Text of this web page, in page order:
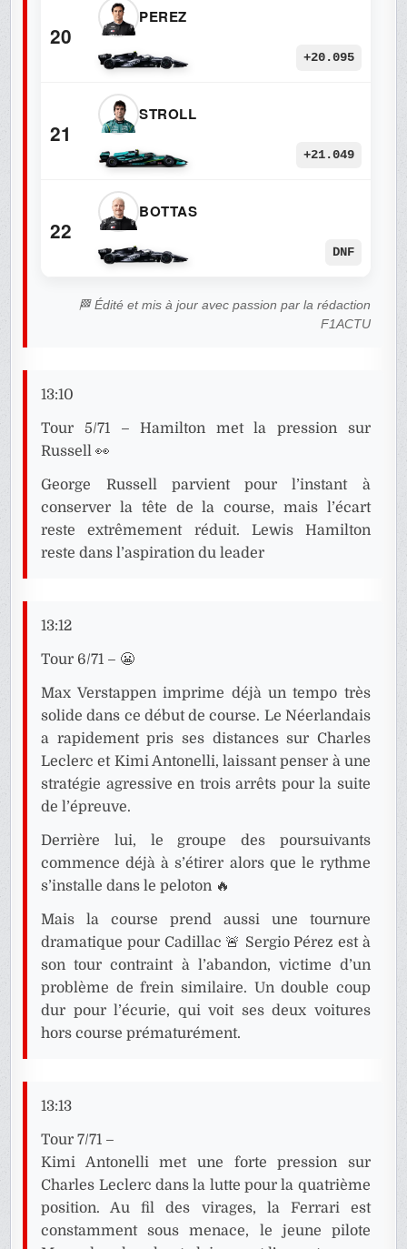
20
PEREZ
+20.095
21
STROLL
+21.049
22
BOTTAS
DNF
🏁 Édité et mis à jour avec passion par la rédaction
F1ACTU
13:10
Tour 5/71 – Hamilton met la pression sur
Russell 👀
George Russell parvient pour l’instant à
conserver la tête de la course, mais l’écart
reste extrêmement réduit. Lewis Hamilton
reste dans l’aspiration du leader
13:12
Tour 6/71 – 😬
Max Verstappen imprime déjà un tempo très
solide dans ce début de course. Le Néerlandais
a rapidement pris ses distances sur Charles
Leclerc et Kimi Antonelli, laissant penser à une
stratégie agressive en trois arrêts pour la suite
de l’épreuve.
Derrière lui, le groupe des poursuivants
commence déjà à s’étirer alors que le rythme
s’installe dans le peloton 🔥
Mais la course prend aussi une tournure
dramatique pour Cadillac 🚨 Sergio Pérez est à
son tour contraint à l’abandon, victime d’un
problème de frein similaire. Un double coup
dur pour l’écurie, qui voit ses deux voitures
hors course prématurément.
13:13
Tour 7/71 –
Kimi Antonelli met une forte pression sur
Charles Leclerc dans la lutte pour la quatrième
position. Au fil des virages, la Ferrari est
constamment sous menace, le jeune pilote